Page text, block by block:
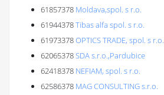
61857378 Moldava,spol. s r.o.
61944378Tibas alfa spol. s r.o.
61973378OPTICS TRADE, spol. s r.o.
62065378SDA s.r.o.,Pardubice
62418378 NEFIAM, spol. s r.o.
62586378 MAG CONSULTING s.r.o.